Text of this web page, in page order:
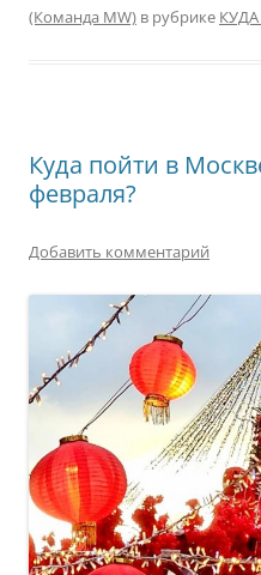
(Команда MW) в рубрике
Куда пойти в
февраля?
Добавить комментарий